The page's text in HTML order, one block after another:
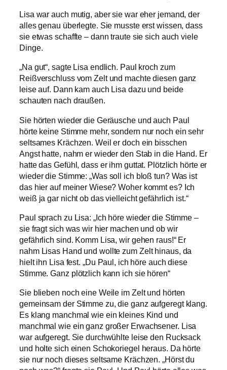
Lisa war auch mutig, aber sie war eher jemand, der
alles genau überlegte. Sie musste erst wissen, dass
sie etwas schaffte – dann traute sie sich auch viele
Dinge.
„Na gut“, sagte Lisa endlich. Paul kroch zum
Reißverschluss vom Zelt und machte diesen ganz
leise auf. Dann kam auch Lisa dazu und beide
schauten nach draußen.
Sie hörten wieder die Geräusche und auch Paul
hörte keine Stimme mehr, sondern nur noch ein sehr
seltsames Krächzen. Weil er doch ein bisschen
Angst hatte, nahm er wieder den Stab in die Hand. Er
hatte das Gefühl, dass er ihm guttat. Plötzlich hörte er
wieder die Stimme: „Was soll ich bloß tun? Was ist
das hier auf meiner Wiese? Woher kommt es? Ich
weiß ja gar nicht ob das vielleicht gefährlich ist.“
Paul sprach zu Lisa: „Ich höre wieder die Stimme –
sie fragt sich was wir hier machen und ob wir
gefährlich sind. Komm Lisa, wir gehen raus!“ Er
nahm Lisas Hand und wollte zum Zelt hinaus, da
hielt ihn Lisa fest. „Du Paul, ich höre auch diese
Stimme. Ganz plötzlich kann ich sie hören“
Sie blieben noch eine Weile im Zelt und hörten
gemeinsam der Stimme zu, die ganz aufgeregt klang.
Es klang manchmal wie ein kleines Kind und
manchmal wie ein ganz großer Erwachsener. Lisa
war aufgeregt. Sie durchwühlte leise den Rucksack
und holte sich einen Schokoriegel heraus. Da hörte
sie nur noch dieses seltsame Krächzen. „Hörst du